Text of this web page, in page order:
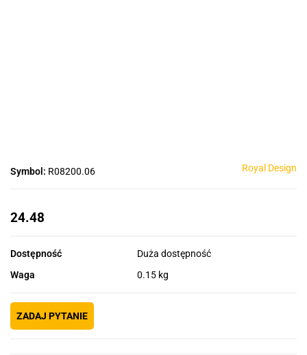
Symbol: R08200.06 Royal Design
24.48
Dostępność
Duża dostępność
Waga
0.15 kg
ZADAJ PYTANIE